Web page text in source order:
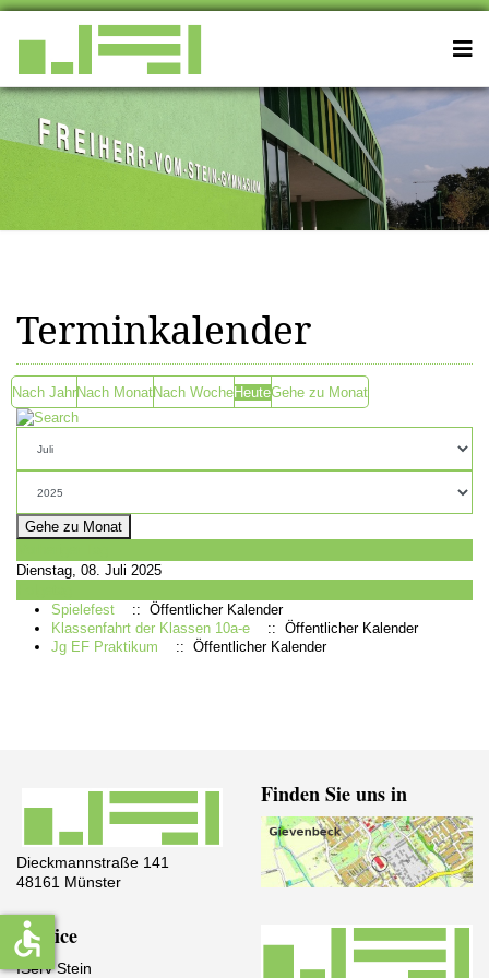
Terminkalender
Nach JahrNach MonatNach WocheHeuteGehe zu Monat
Gehe zu Monat
Dienstag, 08. Juli 2025
Spielefest
:: Öffentlicher Kalender
Klassenfahrt der Klassen 10a-e
:: Öffentlicher Kalender
Jg EF Praktikum
:: Öffentlicher Kalender
Dieckmannstraße 141
48161 Münster
Finden Sie uns in
Service
IServ Stein
accessible